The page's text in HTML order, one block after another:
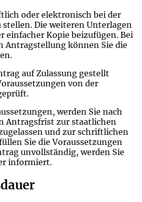
oder elektronisch bei der
stellen. Die weiteren Unterlagen
einfacher Kopie beizufügen. Bei
Antragstellung können Sie die
auf Zulassung gestellt
von der
werden Sie nach
Antragsfrist zur staatlichen
und zur schriftlichen
Sie die Voraussetzungen
unvollständig, werden Sie
informiert.